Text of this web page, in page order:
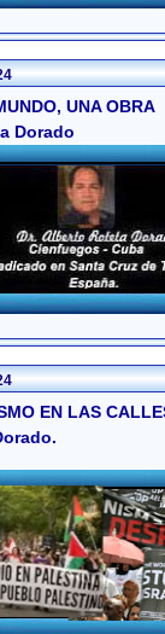
UNA OBRA
Dorado
EN LAS